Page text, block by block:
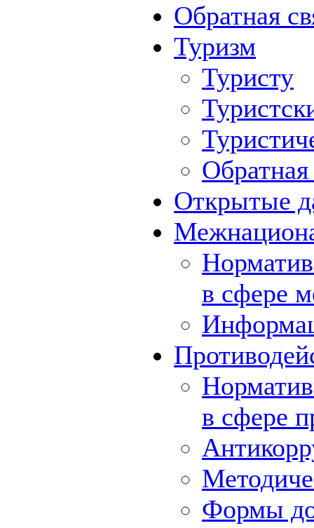
Обратная
Туризм
Туристу
Обратная
Открытые
в сфере
в сфере
Формы